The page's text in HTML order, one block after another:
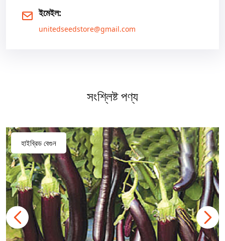
ইমেইল:
unitedseedstore@gmail.com
সংশ্লিষ্ট পণ্য
হাইব্রিড বেগুন